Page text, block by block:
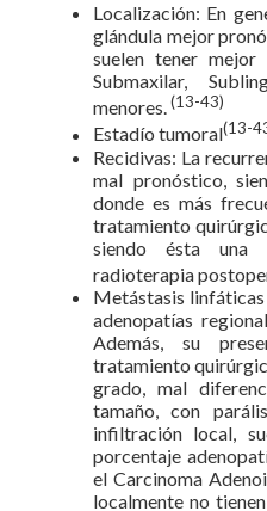
Localización: En
glándula mejor
suelen tener
Submaxilar,
menores.(13-43)
Estadío tumoral(13-
Recidivas: La
mal pronóstico,
donde es más
tratamiento
siendo ésta una
radioterapia
Metástasis linfáticas
adenopatías
Además, su
tratamiento
grado, mal
tamaño, con
infiltración local,
porcentaje
el Carcinoma
localmente no